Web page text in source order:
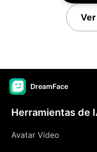
DreamFace
Herramientas de
Avatar Video